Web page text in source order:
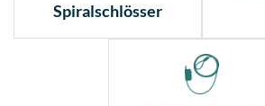
Spiralschlösser